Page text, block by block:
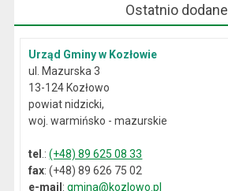
Ostatnio dodane
Urząd Gminy w Kozłowie
ul. Mazurska 3
13-124 Kozłowo
powiat nidzicki,
woj. warmińsko - mazurskie
tel .:(+48) 89 625 08 33
fax: (+48) 89 626 75 02
e-mail:gmina@kozlowo.pl